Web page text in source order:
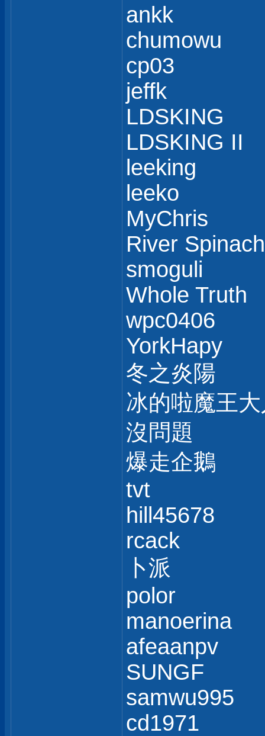
ankk
chumowu
cp03
jeffk
LDSKING
LDSKING II
leeking
leeko
MyChris
River Spinach
smoguli
Whole Truth
wpc0406
YorkHapy
冬之炎陽
冰的啦魔王
沒問題
爆走企鵝
tvt
hill45678
rcack
卜派
polor
manoerina
afeaanpv
SUNGF
samwu995
cd1971